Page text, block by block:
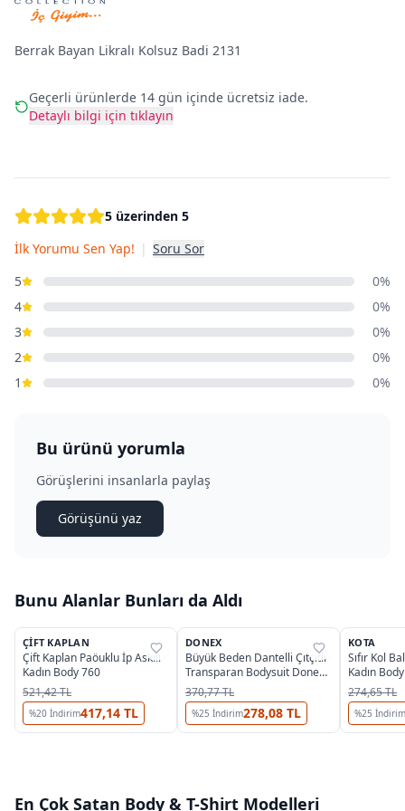
Berrak Bayan Likralı Kolsuz Badi 2131
Geçerli ürünlerde 14 gün içinde ücretsiz iade.
Detaylı bilgi için tıklayın
5 üzerinden 5
İlk Yorumu Sen Yap! | Soru Sor
5
0%
4
0%
3
0%
2
0%
1
0%
Bu ürünü yorumla
Görüşlerini insanlarla paylaş
Görüşünü yaz
Bunu Alanlar Bunları da Aldı
%35
ÇIFT KAPLAN
Çift Kaplan Paöuklu İp Askılı
Kadın Body 760
521,42 TL
%20 İndirim417,14 TL
%46
DONEX
Büyük Beden Dantelli Çıtçıtlı
Transparan Bodysuit Donex
8020
370,77 TL
%25 İndirim278,08 TL
%37
KOTA
Sıfır Kol
Kadın
274,65 TL
%25 İndirim
En Çok Satan Body & T-Shirt Modelleri